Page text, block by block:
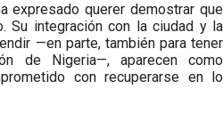
expresado querer demostrar que
Su integración con la ciudad y la
—en parte, también para tener
de Nigeria—, aparecen como
con recuperarse en lo